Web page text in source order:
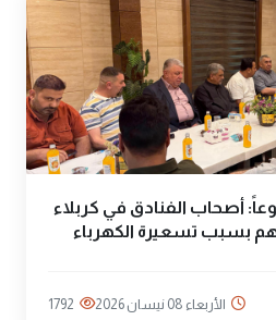
أصحاب الفنادق في كربلاء
بسبب تسعيرة الكهرباء
الأربعاء 08 نيسان 2026 1792